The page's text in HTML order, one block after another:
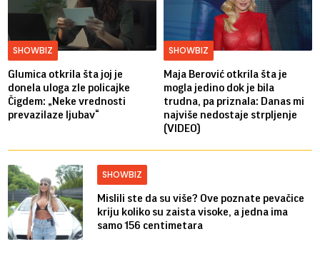
SHOWBIZ
Glumica otkrila šta joj je
donela uloga zle policajke
Čigdem: „Neke vrednosti
prevazilaze ljubav“
SHOWBIZ
Maja Berović otkrila šta je
mogla jedino dok je bila
trudna, pa priznala: Danas mi
najviše nedostaje strpljenje
(VIDEO)
SHOWBIZ
Mislili ste da su više? Ove poznate pevačice
kriju koliko su zaista visoke, a jedna ima
samo 156 centimetara